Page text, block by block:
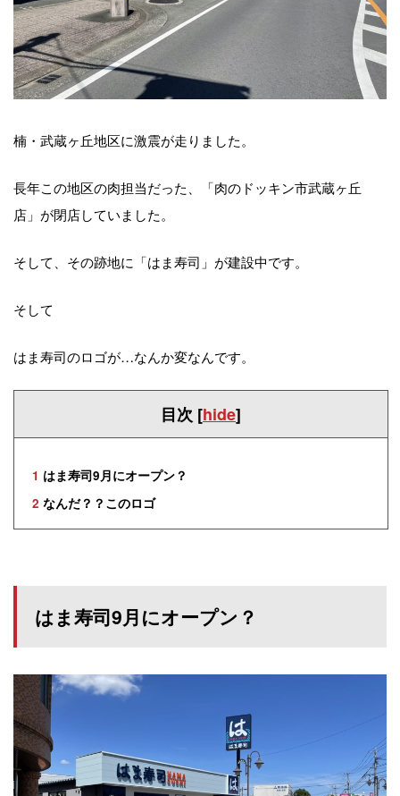
楠・武蔵ヶ丘地区に激震が走りました。
長年この地区の肉担当だった、「肉のドッキン市武蔵ヶ丘
店」が閉店していました。
そして、その跡地に「はま寿司」が建設中です。
そして
はま寿司のロゴが…なんか変なんです。
目次 [hide]
1 はま寿司9月にオープン？
2 なんだ？？このロゴ
はま寿司9月にオープン？